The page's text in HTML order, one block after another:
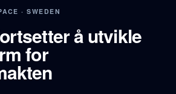
· SWEDEN
å utvikle
for